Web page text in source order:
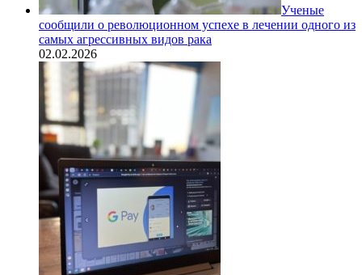
Ученые
сообщили о революционном успехе в лечении одного из
самых агрессивных видов рака
02.02.2026